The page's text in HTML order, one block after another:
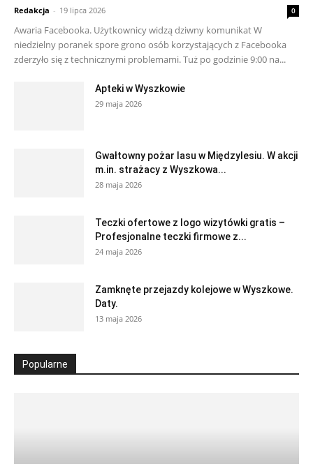
Redakcja - 19 lipca 2026 0
Awaria Facebooka. Użytkownicy widzą dziwny komunikat W
niedzielny poranek spore grono osób korzystających z Facebooka
zderzyło się z technicznymi problemami. Tuż po godzinie 9:00 na...
Apteki w Wyszkowie
29 maja 2026
Gwałtowny pożar lasu w Międzylesiu. W akcji
m.in. strażacy z Wyszkowa...
28 maja 2026
Teczki ofertowe z logo wizytówki gratis –
Profesjonalne teczki firmowe z...
24 maja 2026
Zamknęte przejazdy kolejowe w Wyszkowe.
Daty.
13 maja 2026
Popularne